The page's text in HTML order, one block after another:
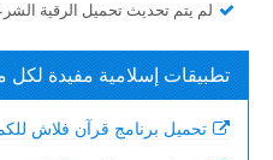
لم يتم تحديث تحميل الرقية
تطبيقات إسلامية مفيدة
تحميل برنامج قرآن فلاش